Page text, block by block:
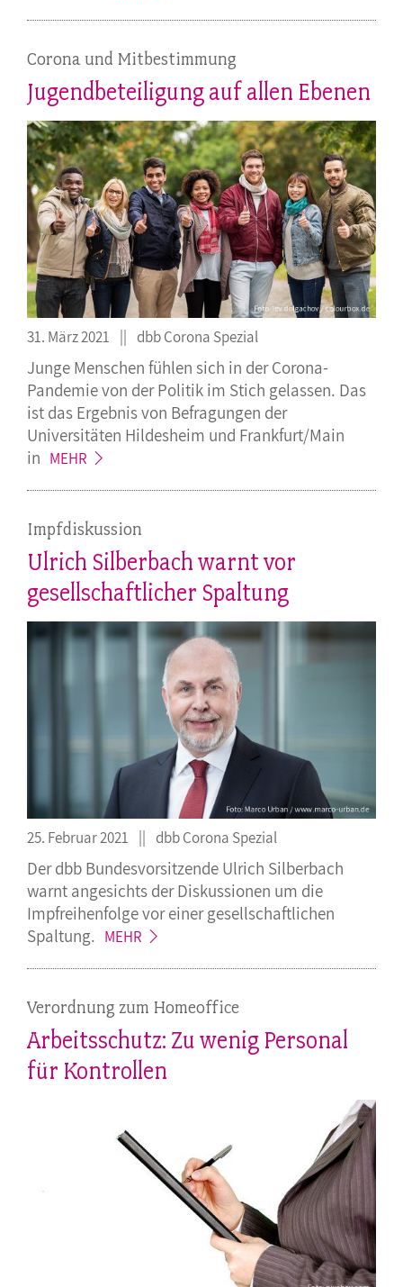
Corona und Mitbestimmung
Jugendbeteiligung auf allen Ebenen
31. März 2021 dbb Corona Spezial
Junge Menschen fühlen sich in der Corona-
Pandemie von der Politik im Stich gelassen. Das
ist das Ergebnis von Befragungen der
Universitäten Hildesheim und Frankfurt/Main
in MEHR
Impfdiskussion
Ulrich Silberbach warnt vor
gesellschaftlicher Spaltung
25. Februar 2021 dbb Corona Spezial
Der dbb Bundesvorsitzende Ulrich Silberbach
warnt angesichts der Diskussionen um die
Impfreihenfolge vor einer gesellschaftlichen
Spaltung. MEHR
Verordnung zum Homeoffice
Arbeitsschutz: Zu wenig Personal
für Kontrollen